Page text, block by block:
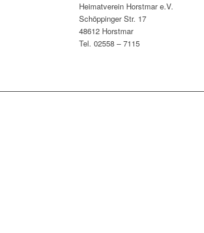
Heimatverein Horstmar e.V.
Schöppinger Str. 17
48612 Horstmar
Tel. 02558 – 7115